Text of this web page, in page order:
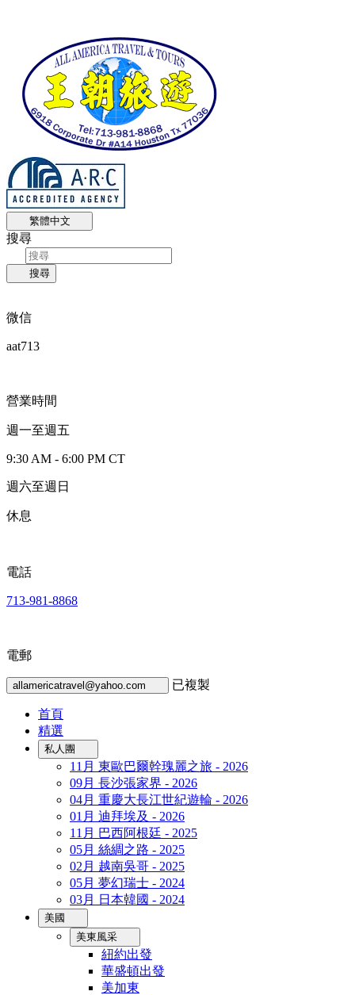
繁體中文
搜尋
搜尋
微信
aat713
營業時間
週一至週五
9:30 AM - 6:00 PM CT
週六至週日
休息
電話
713-981-8868
電郵
allamericatravel@yahoo.com 已複製
首頁
精選
私人團
11月 東歐巴爾幹瑰麗之旅 - 2026
09月 長沙張家界 - 2026
04月 重慶大長江世紀遊輪 - 2026
01月 迪拜埃及 - 2026
11月 巴西阿根廷 - 2025
05月 絲綢之路 - 2025
02月 越南吳哥 - 2025
05月 夢幻瑞士 - 2024
03月 日本韓國 - 2024
美國
美東風采
紐約出發
華盛頓出發
美加東